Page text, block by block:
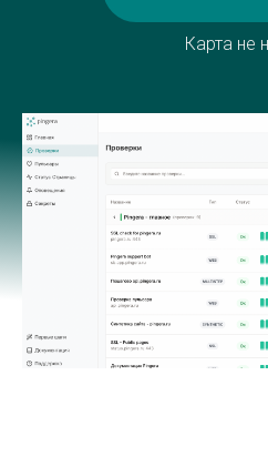
Карта не